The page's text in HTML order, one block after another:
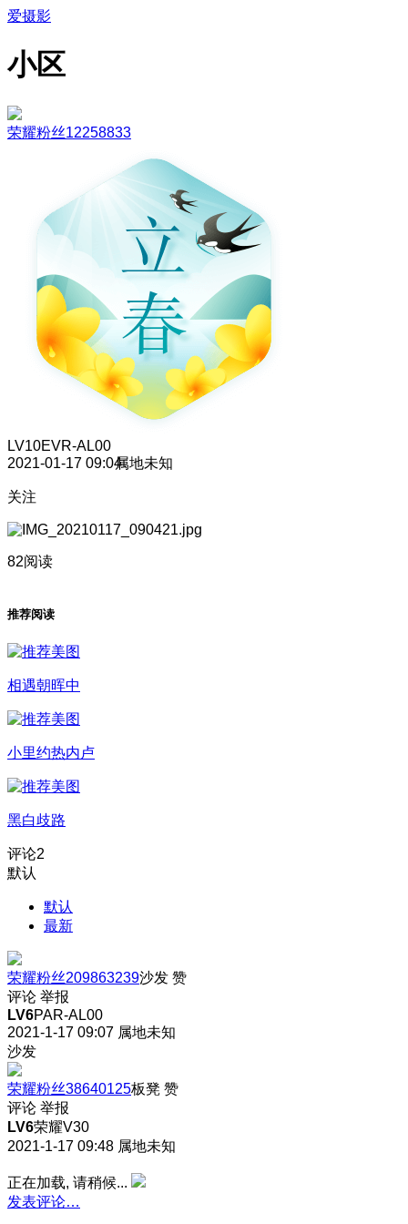
爱摄影
小区
荣耀粉丝12258833
LV10EVR-AL00
2021-01-17 09:04属地未知
关注
82阅读
推荐阅读
相遇朝晖中
小里约热内卢
黑白歧路
评论2
默认
默认
最新
荣耀粉丝209863239沙发 赞
评论 举报
LV6PAR-AL00
2021-1-17 09:07 属地未知
沙发
荣耀粉丝38640125板凳 赞
评论 举报
LV6荣耀V30
2021-1-17 09:48 属地未知
正在加载, 请稍候...
发表评论…